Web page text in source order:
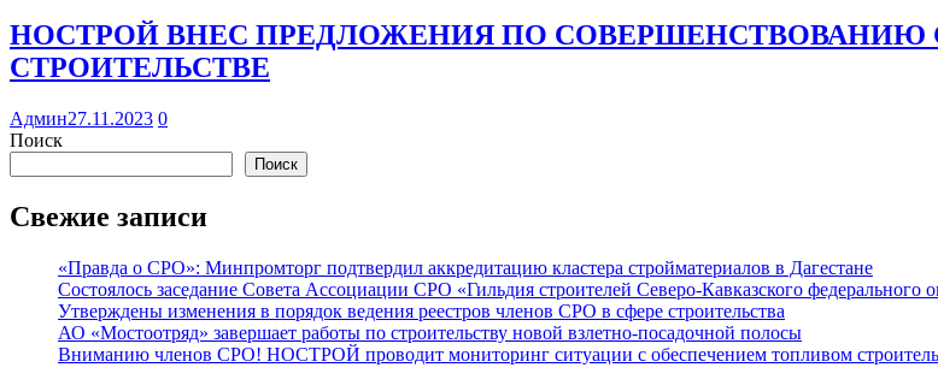
НОСТРОЙ ВНЕС ПРЕДЛОЖЕНИЯ ПО СОВЕРШЕНСТВОВАНИЮ
СТРОИТЕЛЬСТВЕ
Админ27.11.2023 0
Поиск
Поиск
Свежие записи
«Правда о СРО»: Минпромторг подтвердил аккредитацию кластера стройматериалов в Дагестане
Состоялось заседание Совета Ассоциации СРО «Гильдия строителей Северо-Кавказского федерального
Утверждены изменения в порядок ведения реестров членов СРО в сфере строительства
АО «Мостоотряд» завершает работы по строительству новой взлетно-посадочной полосы
Вниманию членов СРО! НОСТРОЙ проводит мониторинг ситуации с обеспечением топливом